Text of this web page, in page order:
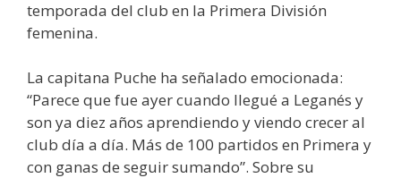
temporada del club en la Primera División
femenina.
La capitana Puche ha señalado emocionada:
“Parece que fue ayer cuando llegué a Leganés y
son ya diez años aprendiendo y viendo crecer al
club día a día. Más de 100 partidos en Primera y
con ganas de seguir sumando”. Sobre su